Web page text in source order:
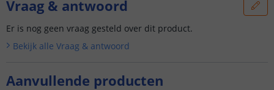
Aanvullende producten
Vraag & antwoord
Er is nog geen vraag gesteld over dit product.
Bekijk alle Vraag & antwoord